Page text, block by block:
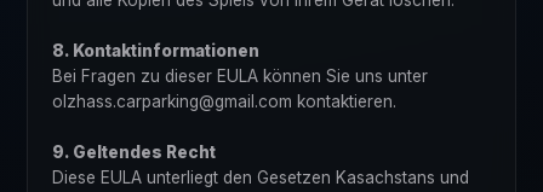
8. Kontaktinformationen
Bei Fragen zu dieser EULA können Sie uns unter
olzhass.carparking@gmail.com kontaktieren.
9. Geltendes Recht
Diese EULA unterliegt den Gesetzen Kasachstans und